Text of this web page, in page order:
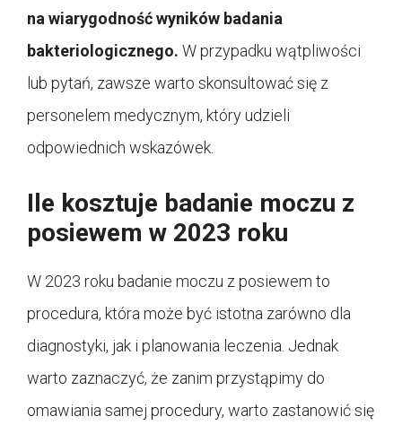
na wiarygodność wyników badania
bakteriologicznego. W przypadku wątpliwości
lub pytań, zawsze warto skonsultować się z
personelem medycznym, który udzieli
odpowiednich wskazówek.
Ile kosztuje badanie moczu z
posiewem w 2023 roku
W 2023 roku badanie moczu z posiewem to
procedura, która może być istotna zarówno dla
diagnostyki, jak i planowania leczenia. Jednak
warto zaznaczyć, że zanim przystąpimy do
omawiania samej procedury, warto zastanowić się